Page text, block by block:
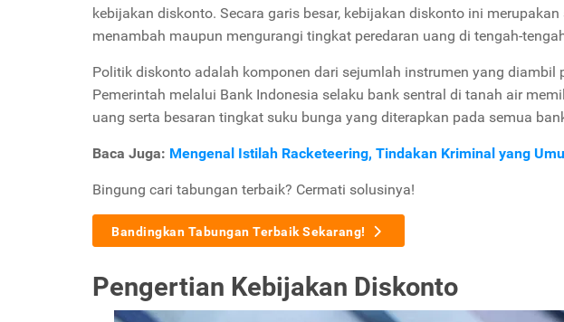
kebijakan diskonto. Secara garis besar, kebijakan diskonto ini
menambah maupun mengurangi tingkat peredaran uang di tengah-
Politik diskonto adalah komponen dari sejumlah instrumen yang diambil
Pemerintah melalui Bank Indonesia selaku bank sentral di tanah air
uang serta besaran tingkat suku bunga yang diterapkan pada semua
Baca Juga: Mengenal Istilah Racketeering, Tindakan Kriminal yang
Bingung cari tabungan terbaik? Cermati solusinya!
Bandingkan Tabungan Terbaik Sekarang!
Pengertian Kebijakan Diskonto